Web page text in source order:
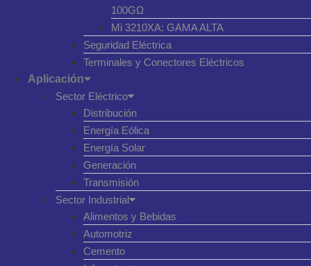
100GΩ
Mi 3210XA: GAMA ALTA
Seguridad Eléctrica
Terminales y Conectores Eléctricos
Aplicación
Sector Eléctrico
Distribución
Energía Eólica
Energía Solar
Generación
Transmisión
Sector Industrial
Alimentos y Bebidas
Automotriz
Cemento